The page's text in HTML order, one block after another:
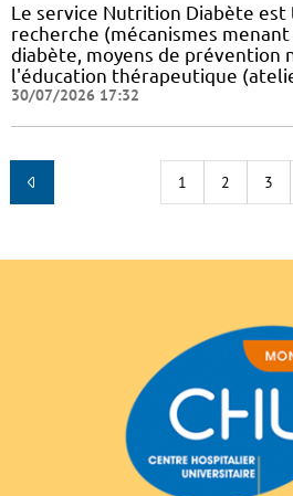
Le service Nutrition Diabète est
recherche (mécanismes menant
diabète, moyens de prévention
l'éducation thérapeutique
30/07/2026 17:32
1 2 3